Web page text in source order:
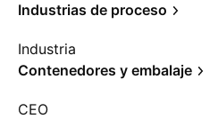
Industrias de proceso
Industria
Contenedores y embalaje
CEO